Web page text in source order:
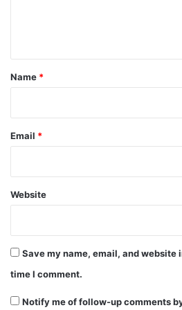
*
Name *
Email *
Website
Save my name, email, and website
time I comment.
Notify me of follow-up comments